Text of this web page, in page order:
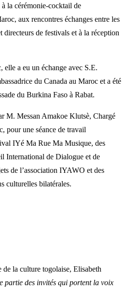
la cérémonie-cocktail de
aux rencontres échanges entre les
directeurs de festivals et à la réception
a eu un échange avec S.E.
du Canada au Maroc et a été
du Burkina Faso à Rabat.
M. Messan Amakoe Klutsè, Chargé
pour une séance de travail
IYé Ma Rue Ma Musique, des
International de Dialogue et de
de l’association IYAWO et des
culturelles bilatérales.
de la culture togolaise, Elisabeth
partie des invités qui portent la voix